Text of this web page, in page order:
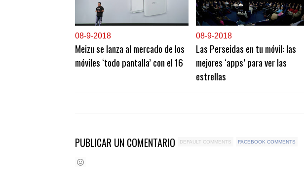
08-9-2018
Meizu se lanza al mercado de los
móviles ‘todo pantalla’ con el 16
08-9-2018
Las Perseidas en tu móvil: las
mejores ‘apps’ para ver las
estrellas
PUBLICAR UN COMENTARIO DEFAULT COMMENTS FACEBOOK COMMENTS